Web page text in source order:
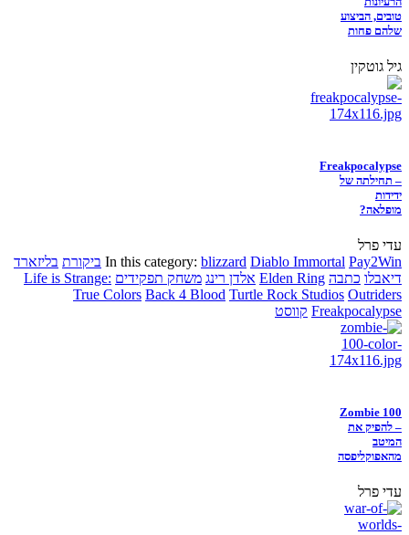
טובים, הביצוע
שלהם פחות
גיל גוטקין
Freakpocalypse
– תחילתה של
ידידות
מופלאה?
עדי פרל
In this category: blizzard Diablo Immortal Pay2Win ביקורת בליזארד
דיאבלו כתבה Elden Ring אלדן רינג משחק תפקידים Life is Strange:
True Colors Back 4 Blood Turtle Rock Studios Outriders
Freakpocalypse קווסט
Zombie 100
– להפיק את
המיטב
מהאפוקליפסה
עדי פרל